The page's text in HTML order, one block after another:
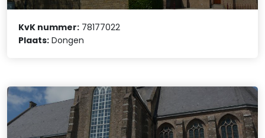
KvK nummer: 78177022
Plaats: Dongen